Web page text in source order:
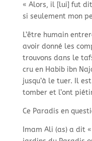
« Alors, il [lui] fut dit
si seulement mon
L’être humain
avoir donné les
trouvons dans le
cru en Habib ibn
jusqu’à le tuer. Il
tomber et l’ont
Ce Paradis en
Imam Ali (as) a dit